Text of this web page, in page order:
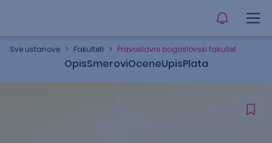
Sve ustanove > Fakulteti > Pravoslavni bogoslovski fakultet
OpisSmeroviOceneUpisPlata